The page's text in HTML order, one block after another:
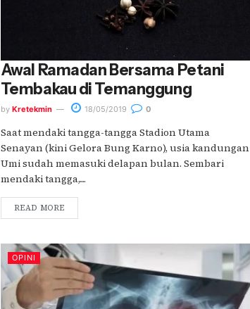
Awal Ramadan Bersama Petani
Tembakau di Temanggung
by Kretekmin 18/05/2019 0
Saat mendaki tangga-tangga Stadion Utama
Senayan (kini Gelora Bung Karno), usia kandungan
Umi sudah memasuki delapan bulan. Sembari
mendaki tangga,....
READ MORE
OPINI